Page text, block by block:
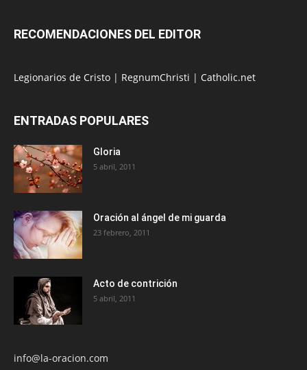
RECOMENDACIONES DEL EDITOR
Legionarios de Cristo | RegnumChristi | Catholic.net
ENTRADAS POPULARES
Gloria
5 abril, 2011
Oración al ángel de mi guarda
23 febrero, 2011
Acto de contrición
5 abril, 2011
info@la-oracion.com